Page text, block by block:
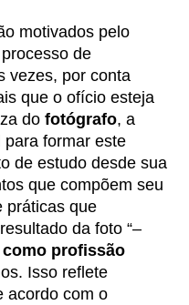
motivados pelo
de
vezes, por conta
que o ofício esteja
do fotógrafo, a
formar este
de estudo desde sua
que compõem seu
práticas que
da foto “–
como profissão
Isso reflete
acordo com o